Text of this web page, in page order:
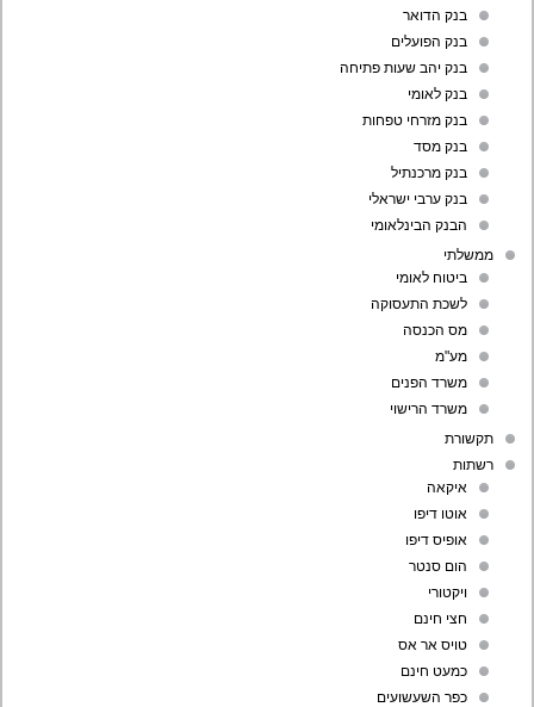
בנק הדואר
בנק הפועלים
בנק יהב שעות פתיחה
בנק לאומי
בנק מזרחי טפחות
בנק מסד
בנק מרכנתיל
בנק ערבי ישראלי
הבנק הבינלאומי
ממשלתי
ביטוח לאומי
לשכת התעסוקה
מס הכנסה
מע"מ
משרד הפנים
משרד הרישוי
תקשורת
רשתות
איקאה
אוטו דיפו
אופיס דיפו
הום סנטר
ויקטורי
חצי חינם
טויס אר אס
כמעט חינם
כפר השעשועים